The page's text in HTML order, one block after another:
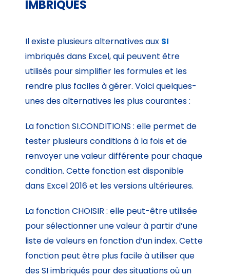
IMBRIQUÉS
Il existe plusieurs alternatives aux SI
imbriqués dans Excel, qui peuvent être
utilisés pour simplifier les formules et les
rendre plus faciles à gérer. Voici quelques-
unes des alternatives les plus courantes :
La fonction SI.CONDITIONS : elle permet de
tester plusieurs conditions à la fois et de
renvoyer une valeur différente pour chaque
condition. Cette fonction est disponible
dans Excel 2016 et les versions ultérieures.
La fonction CHOISIR : elle peut-être utilisée
pour sélectionner une valeur à partir d’une
liste de valeurs en fonction d’un index. Cette
fonction peut être plus facile à utiliser que
des SI imbriqués pour des situations où un